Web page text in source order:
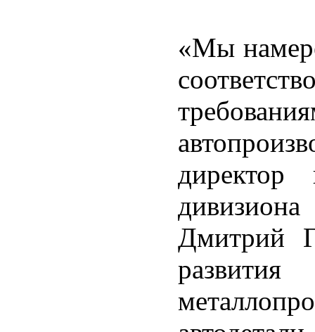
«Мы
дивизиона
Дмитрий